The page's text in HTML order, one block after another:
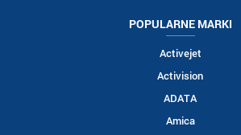
POPULARNE MARKI
Activejet
Activision
ADATA
Amica